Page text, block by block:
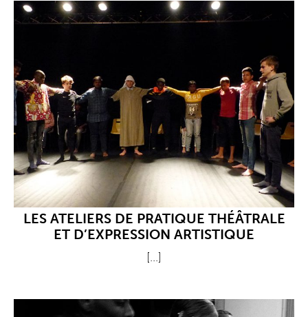
LES ATELIERS DE PRATIQUE THÉÂTRALE
ET D’EXPRESSION ARTISTIQUE
[...]